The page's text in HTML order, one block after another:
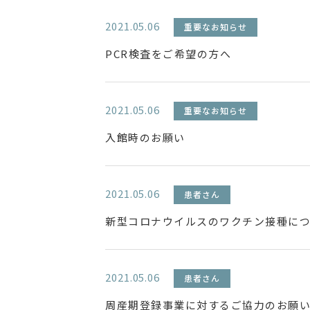
2021.05.06 重要なお知らせ
PCR検査をご希望の方へ
2021.05.06 重要なお知らせ
入館時のお願い
2021.05.06 患者さん
新型コロナウイルスのワクチン接種に
2021.05.06 患者さん
周産期登録事業に対するご協力のお願い